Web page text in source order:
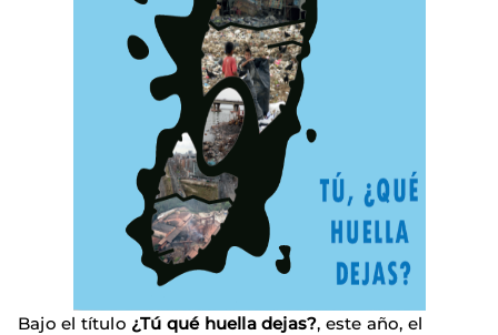
Bajo el título ¿Tú qué huella dejas?, este año, el